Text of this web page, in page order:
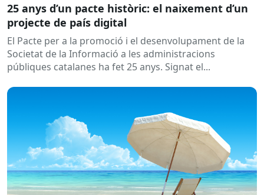
25 anys d’un pacte històric: el naixement d’un
projecte de país digital
El Pacte per a la promoció i el desenvolupament de la
Societat de la Informació a les administracions
públiques catalanes ha fet 25 anys. Signat el...